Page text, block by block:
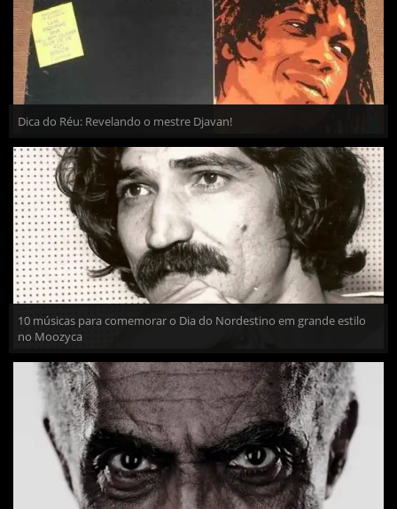
Dica do Réu: Revelando o mestre Djavan!
10 músicas para comemorar o Dia do Nordestino em grande estilo
no Moozyca